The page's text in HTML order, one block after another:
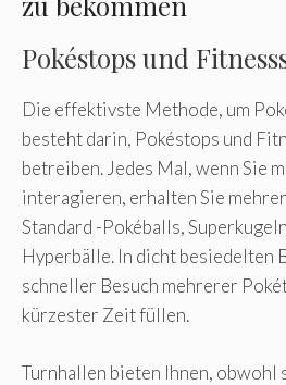
Pokéstops und
Die effektivste Methode, um
besteht darin, Pokéstops und
betreiben. Jedes Mal, wenn Sie
interagieren, erhalten Sie
Standard -Pokéballs,
Hyperbälle. In dicht besiedelten
schneller Besuch mehrerer
kürzester Zeit füllen.
Turnhallen bieten Ihnen, obwohl